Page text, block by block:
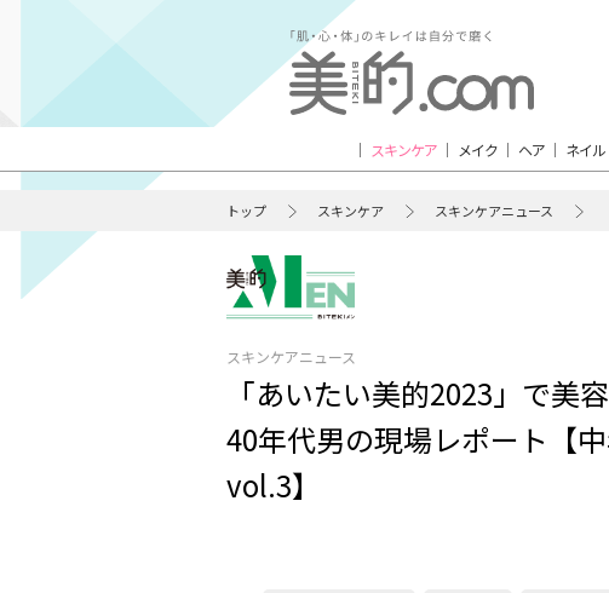
スキンケア メイク ヘア ネイル
トップ スキンケア スキンケアニュース
スキンケアニュース
「あいたい美的2023」で美
40年代男の現場レポート【
vol.3】